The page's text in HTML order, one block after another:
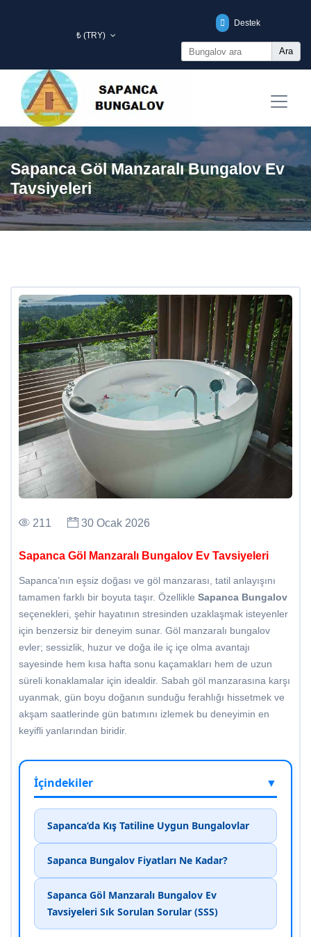
₺ (TRY)
Destek
Ara
Sapanca Göl Manzaralı Bungalov Ev
Tavsiyeleri
211 30 Ocak 2026
Sapanca Göl Manzaralı Bungalov Ev Tavsiyeleri
Sapanca’nın eşsiz doğası ve göl manzarası, tatil anlayışını
tamamen farklı bir boyuta taşır. Özellikle Sapanca Bungalov
seçenekleri, şehir hayatının stresinden uzaklaşmak isteyenler
için benzersiz bir deneyim sunar. Göl manzaralı bungalov
evler; sessizlik, huzur ve doğa ile iç içe olma avantajı
sayesinde hem kısa hafta sonu kaçamakları hem de uzun
süreli konaklamalar için idealdir. Sabah göl manzarasına karşı
uyanmak, gün boyu doğanın sunduğu ferahlığı hissetmek ve
akşam saatlerinde gün batımını izlemek bu deneyimin en
keyifli yanlarından biridir.
İçindekiler ▼
Sapanca’da Kış Tatiline Uygun Bungalovlar
Sapanca Bungalov Fiyatları Ne Kadar?
Sapanca Göl Manzaralı Bungalov Ev
Tavsiyeleri Sık Sorulan Sorular (SSS)